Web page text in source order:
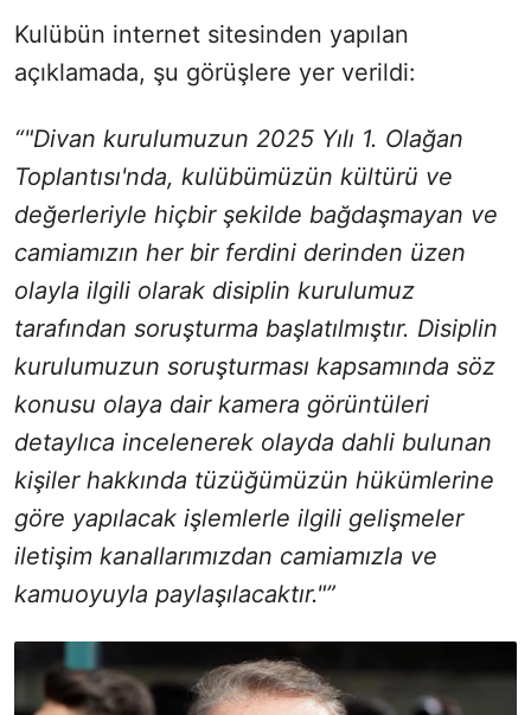
Kulübün internet sitesinden yapılan
açıklamada, şu görüşlere yer verildi:
“"Divan kurulumuzun 2025 Yılı 1. Olağan
Toplantısı'nda, kulübümüzün kültürü ve
değerleriyle hiçbir şekilde bağdaşmayan ve
camiamızın her bir ferdini derinden üzen
olayla ilgili olarak disiplin kurulumuz
tarafından soruşturma başlatılmıştır. Disiplin
kurulumuzun soruşturması kapsamında söz
konusu olaya dair kamera görüntüleri
detaylıca incelenerek olayda dahli bulunan
kişiler hakkında tüzüğümüzün hükümlerine
göre yapılacak işlemlerle ilgili gelişmeler
iletişim kanallarımızdan camiamızla ve
kamuoyuyla paylaşılacaktır."”